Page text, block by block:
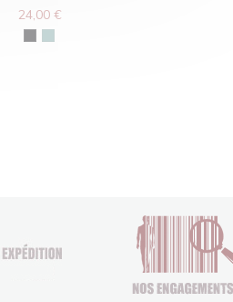
24,00 €